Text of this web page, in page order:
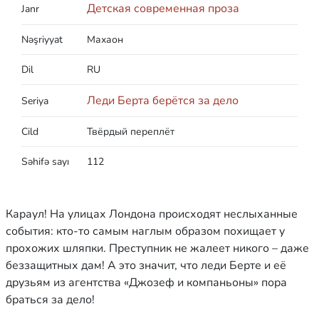
Janr Детская современная проза
Nəşriyyat Махаон
Dil RU
Seriya Леди Берта берётся за дело
Cild Твёрдый переплёт
Səhifə sayı 112
Караул! На улицах Лондона происходят неслыханные
события: кто-то самым наглым образом похищает у
прохожих шляпки. Преступник не жалеет никого – даже
беззащитных дам! А это значит, что леди Берте и её
друзьям из агентства «Джозеф и компаньоны» пора
браться за дело!